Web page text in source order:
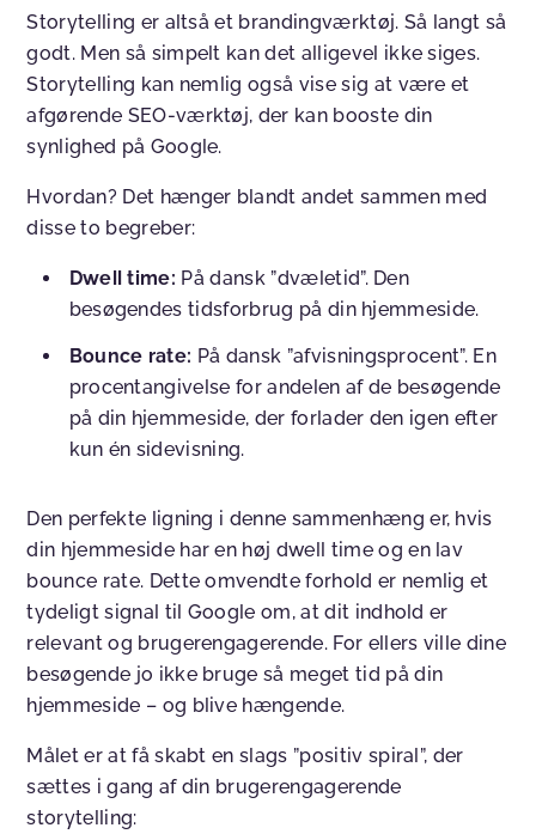
Storytelling er altså et brandingværktøj. Så langt så
godt. Men så simpelt kan det alligevel ikke siges.
Storytelling kan nemlig også vise sig at være et
afgørende SEO-værktøj, der kan booste din
synlighed på Google.
Hvordan? Det hænger blandt andet sammen med
disse to begreber:
Dwell time: På dansk ”dvæletid”. Den
besøgendes tidsforbrug på din hjemmeside.
Bounce rate: På dansk ”afvisningsprocent”. En
procentangivelse for andelen af de besøgende
på din hjemmeside, der forlader den igen efter
kun én sidevisning.
Den perfekte ligning i denne sammenhæng er, hvis
din hjemmeside har en høj dwell time og en lav
bounce rate. Dette omvendte forhold er nemlig et
tydeligt signal til Google om, at dit indhold er
relevant og brugerengagerende. For ellers ville dine
besøgende jo ikke bruge så meget tid på din
hjemmeside – og blive hængende.
Målet er at få skabt en slags ”positiv spiral”, der
sættes i gang af din brugerengagerende
storytelling: